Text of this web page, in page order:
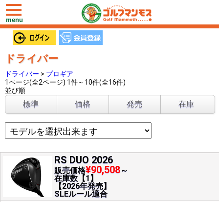
toggle
navigation
menu
ドライバー
ドライバー > プロギア
1ページ(全2ページ) 1件～10件(全16件)
並び順
標準 価格 発売 在庫
RS DUO 2026
販売価格¥90,508～
在庫数【1】
【2026年発売】
SLEルール適合